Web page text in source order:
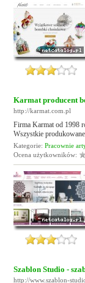
Karmat producent
http://karmat.com.pl
Firma Karmat od 1998
Wszystkie
Kategorie:Pracownie
Ocena użytkowników:
Szablon Studio -
http://www.szablon-